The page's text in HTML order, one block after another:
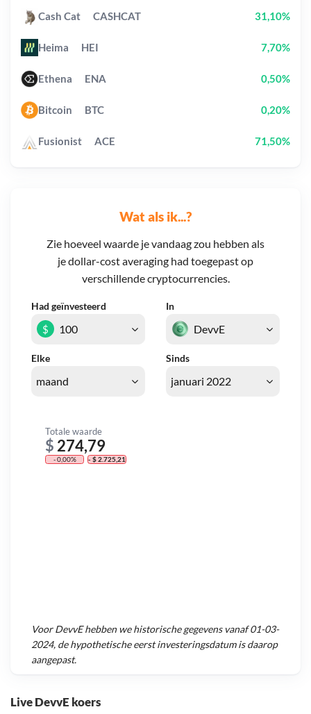
Live DevvE koers
Wat als ik...?
Zie hoeveel waarde je vandaag zou hebben als
je dollar-cost averaging had toegepast op
verschillende cryptocurrencies.
Had geïnvesteerd In
Elke Sinds
$
Totale waarde
$ 274,79
- 0,00% - $ 2.725,21
VoorDevvEhebben we historische gegevens vanaf01-03-
2024, de hypothetische eerst investeringsdatum is daarop
aangepast.
Cash Cat CASHCAT 31,10%
Heima HEI 7,70%
Ethena ENA 0,50%
Bitcoin BTC 0,20%
Fusionist ACE 71,50%